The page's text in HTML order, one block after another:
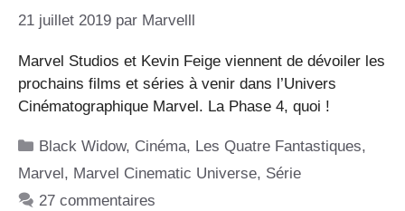
21 juillet 2019 par Marvelll
Marvel Studios et Kevin Feige viennent de dévoiler les
prochains films et séries à venir dans l’Univers
Cinématographique Marvel. La Phase 4, quoi !
Catégories
Black Widow, Cinéma, Les Quatre Fantastiques,
Marvel, Marvel Cinematic Universe, Série
27 commentaires